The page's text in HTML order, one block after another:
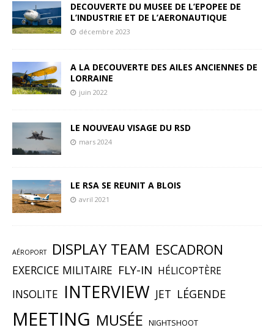
DECOUVERTE DU MUSEE DE L’EPOPEE DE
L’INDUSTRIE ET DE L’AERONAUTIQUE
décembre 2023
A LA DECOUVERTE DES AILES ANCIENNES DE
LORRAINE
juin 2022
LE NOUVEAU VISAGE DU RSD
mars 2024
LE RSA SE REUNIT A BLOIS
avril 2021
AÉROPORT DISPLAY TEAM ESCADRON
EXERCICE MILITAIRE FLY-IN HÉLICOPTÈRE
INSOLITE INTERVIEW JET LÉGENDE
MEETING MUSÉE NIGHTSHOOT